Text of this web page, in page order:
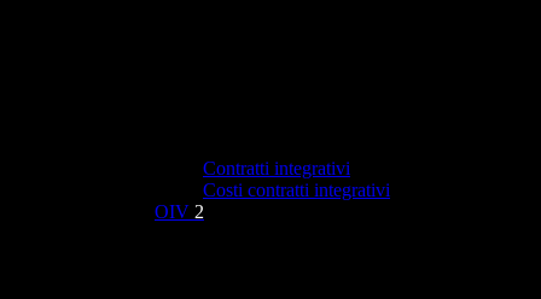
Contratti integrativi
Costi contratti integrativi
OIV 2